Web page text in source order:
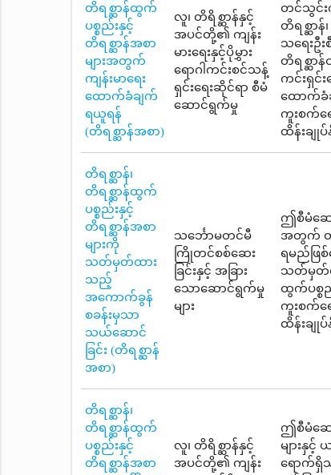
တိရစ္ဆာန်ထွက်
ပစ္စည်းနှင့်
တိရစ္ဆာန်အစာ
များအတွက်
ကျန်းမာရေး
ထောက်ခံချက်
ရယူရန်
(တိရစ္ဆာန်အစာ)
လူ၊ တိရိစ္ဆာန်နှင့်
အပင်တို့၏ ကျန်း
မားရေးနှင့်ပိုမွှား
ရောဂါကင်းစင်သန့်
ရှင်းရေးဆိုင်ရာ စီမံ
ဆောင်ရွက်မှု
တင်သွင်း
တိရစ္ဆာ
သရေးဦ
တိရစ္ဆာ
ကင်းရှင်
ထောက်ခံ
ကူးစက်ရ
ထိန်းချုပ်
တိရစ္ဆာန်၊
တိရစ္ဆာန်ထွက်
ပစ္စည်းနှင့်
တိရစ္ဆာန်အစာ
များကို
သတ်မှတ်ထား
သည့်
အကောက်ခွန်
စခန်းမှသာ
သယ်ဆောင်
ခြင်း (တိရစ္ဆာန်
အစာ)
သင်္ဘောမတင်မီ
ကြိုတင်စစ်ဆေး
ခြင်းနှင့် အခြား
သောဆောင်ရွက်မှု
များ
ဤစီမံဆေ
အတွက် တ
ရမည်ဖြ
သတ်မှတ်ထ
ထွက်ပစ္စည်
ကူးစက်ရ
ထိန်းချုပ်
တိရစ္ဆာန်၊
တိရစ္ဆာန်ထွက်
ပစ္စည်းနှင့်
တိရစ္ဆာန်အစာ
လူ၊ တိရိစ္ဆာန်နှင့်
အပင်တို့၏ ကျန်း
ဤစီမံဆေ
များနှ
ရောက်ရှိ